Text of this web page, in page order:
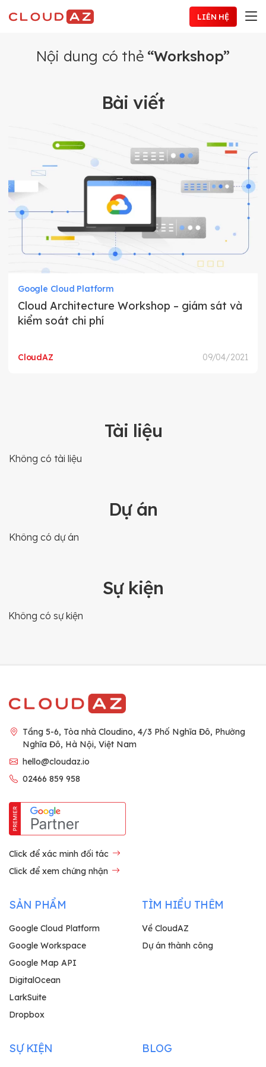
đến
LIÊN HỆ
Nội dung có thẻ “Workshop”
Bài viết
Google Cloud Platform
Cloud Architecture Workshop – giám sát và
kiểm soát chi phí
CloudAZ 09/04/2021
Tài liệu
Không có tài liệu
Dự án
Không có dự án
Sự kiện
Không có sự kiện
Tầng 5-6, Tòa nhà Cloudino, 4/3 Phố Nghĩa Đô, Phường
Nghĩa Đô, Hà Nội, Việt Nam
hello@cloudaz.io
02466 859 958
Click để xác minh đối tác
Click để xem chứng nhận
SẢN PHẨM
Google Cloud Platform
Google Workspace
Google Map API
DigitalOcean
LarkSuite
Dropbox
TÌM HIỂU THÊM
Về CloudAZ
Dự án thành công
SỰ KIỆN BLOG